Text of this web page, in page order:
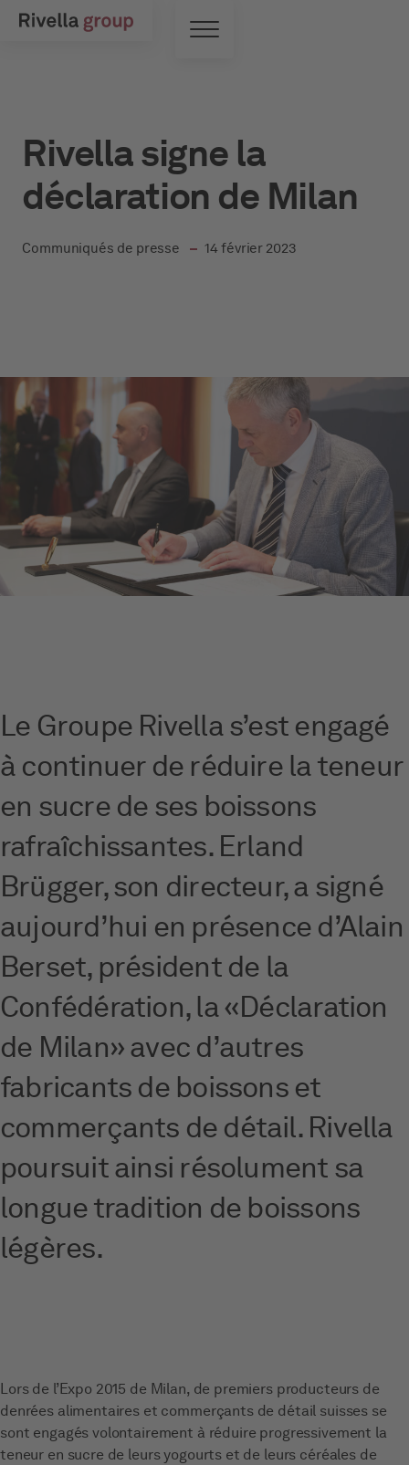
Skip to main content
Commutateur de menu
Rivella signe la
déclaration de Milan
dans
Communiqués de presse 14 février 2023
Le Groupe Rivella s’est engagé
à continuer de réduire la teneur
en sucre de ses boissons
rafraîchissantes. Erland
Brügger, son directeur, a signé
aujourd’hui en présence d’Alain
Berset, président de la
Confédération, la «Déclaration
de Milan» avec d’autres
fabricants de boissons et
commerçants de détail. Rivella
poursuit ainsi résolument sa
longue tradition de boissons
légères.
Lors de l’Expo 2015 de Milan, de premiers producteurs de
denrées alimentaires et commerçants de détail suisses se
sont engagés volontairement à réduire progressivement la
teneur en sucre de leurs yogourts et de leurs céréales de